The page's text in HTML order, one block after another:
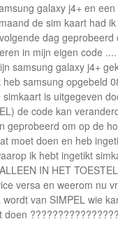
galaxy j4+ en
de sim kaart had
dag geprobeerd
in mijn eigen code
samsung galaxy j4+
samsung opgebeld
is uitgegeven
de code kan
geprobeerd om op de
moet doen en heb
ik hebt ingetikt
IN HET
versa en weerom nu
van SIMPEL wie
doen